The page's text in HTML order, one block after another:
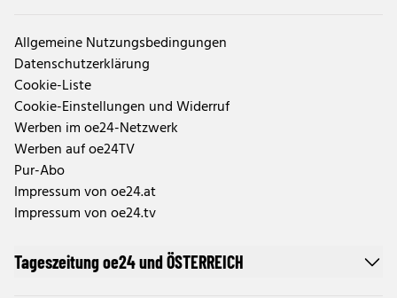
Allgemeine Nutzungsbedingungen
Datenschutzerklärung
Cookie-Liste
Cookie-Einstellungen und Widerruf
Werben im oe24-Netzwerk
Werben auf oe24TV
Pur-Abo
Impressum von oe24.at
Impressum von oe24.tv
Tageszeitung oe24 und ÖSTERREICH